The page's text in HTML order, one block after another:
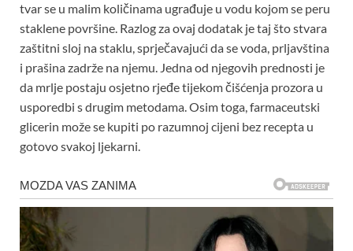
tvar se u malim količinama ugrađuje u vodu kojom se peru
staklene površine. Razlog za ovaj dodatak je taj što stvara
zaštitni sloj na staklu, sprječavajući da se voda, prljavština
i prašina zadrže na njemu. Jedna od njegovih prednosti je
da mrlje postaju osjetno rjeđe tijekom čišćenja prozora u
usporedbi s drugim metodama. Osim toga, farmaceutski
glicerin može se kupiti po razumnoj cijeni bez recepta u
gotovo svakoj ljekarni.